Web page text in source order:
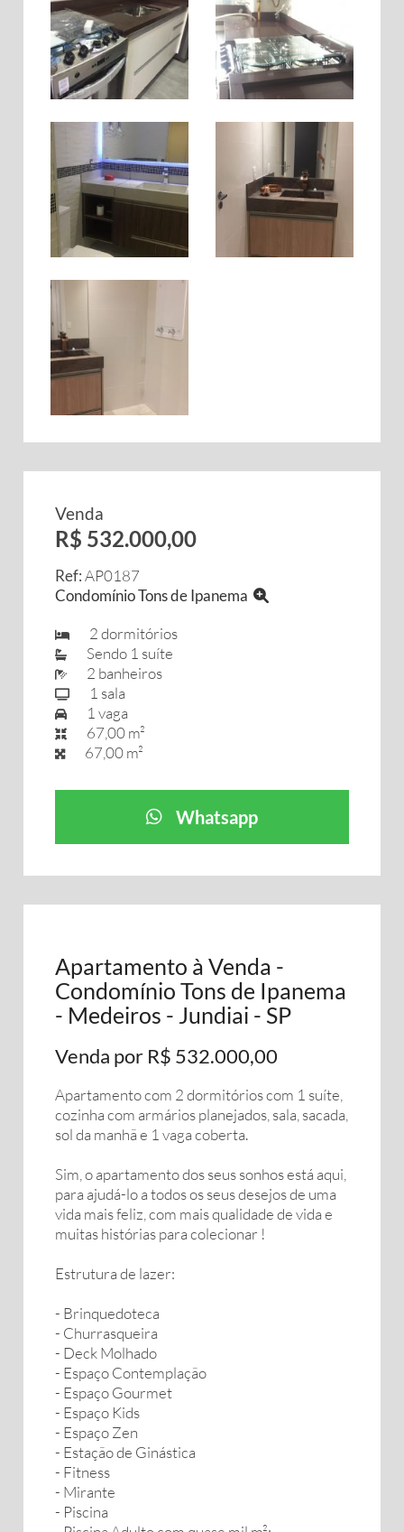
Venda
R$ 532.000,00
Ref:AP0187
Condomínio Tons de Ipanema
2 dormitórios
Sendo 1 suíte
2 banheiros
1 sala
1 vaga
67,00 m²
67,00 m²
Whatsapp
Apartamento à Venda -
Condomínio Tons de Ipanema
- Medeiros - Jundiai - SP
Venda por R$ 532.000,00
Apartamento com 2 dormitórios com 1 suíte,
cozinha com armários planejados, sala, sacada,
sol da manhã e 1 vaga coberta.
Sim, o apartamento dos seus sonhos está aqui,
para ajudá-lo a todos os seus desejos de uma
vida mais feliz, com mais qualidade de vida e
muitas histórias para colecionar !
Estrutura de lazer:
- Brinquedoteca
- Churrasqueira
- Deck Molhado
- Espaço Contemplação
- Espaço Gourmet
- Espaço Kids
- Espaço Zen
- Estação de Ginástica
- Fitness
- Mirante
- Piscina